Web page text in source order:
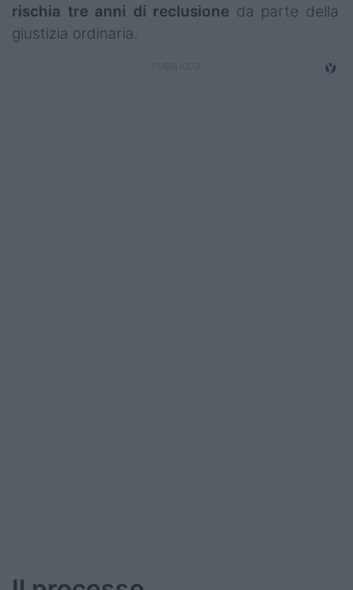
Serie B
Serie C
rischia tre anni di reclusione da parte della
giustizia ordinaria.